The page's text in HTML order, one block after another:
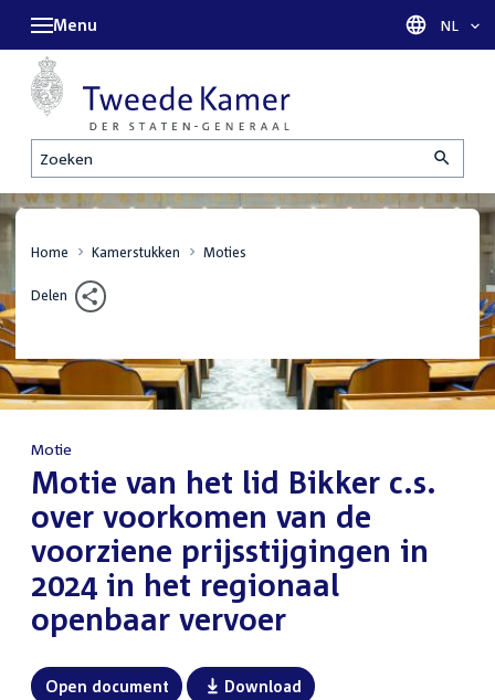
Zoeken
Menu Taal
NL
Home Kamerstukken Moties
Delen
Motie
:Motie van het lid Bikker c.s.
over voorkomen van de
voorziene prijsstijgingen in
2024 in het regionaal
openbaar vervoer
Open document Download